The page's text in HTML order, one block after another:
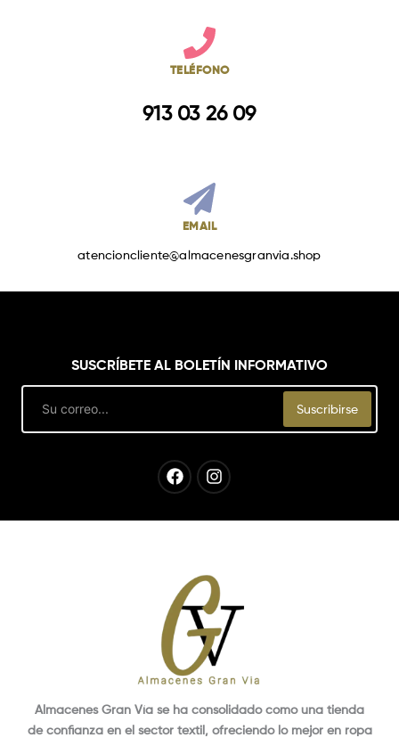
TELÉFONO
913 03 26 09
EMAIL
atencioncliente@almacenesgranvia.shop
SUSCRÍBETE AL BOLETÍN INFORMATIVO
Suscribirse
FacebookInstagram
Almacenes Gran Vía se ha consolidado como una tienda
de confianza en el sector textil, ofreciendo lo mejor en ropa